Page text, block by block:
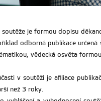
soutěže je formou dopisu
odborná publikace
vědecká osvěta
v soutěži je afiliace
než 3 roky.